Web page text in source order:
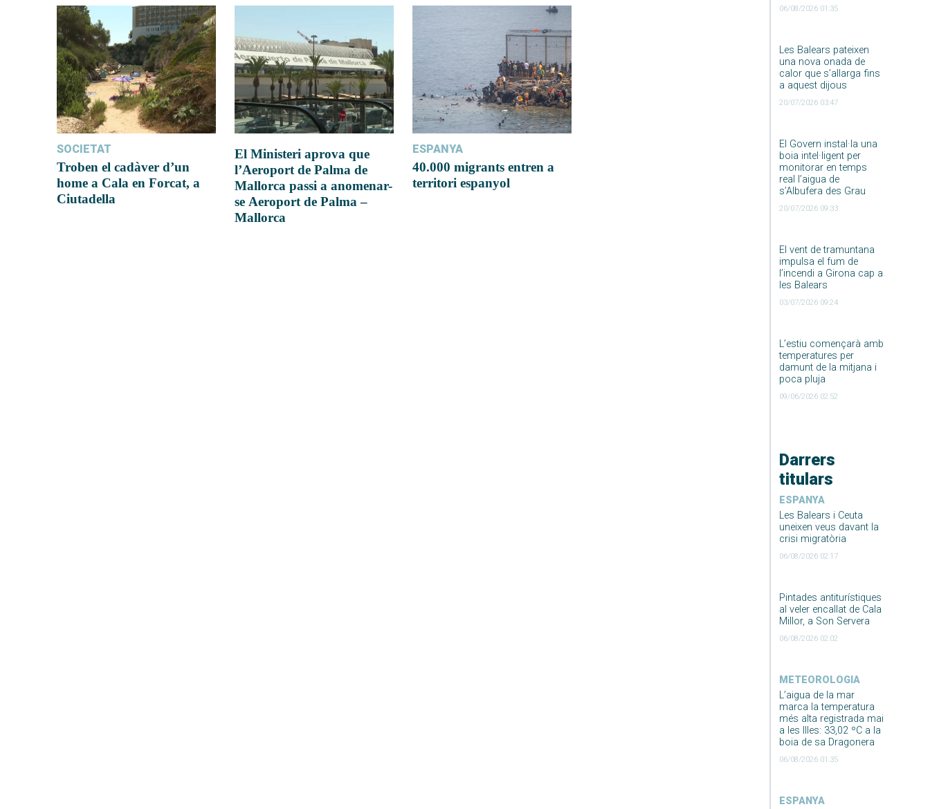
06/08/2026 01:35
Les Balears pateixen
una nova onada de
calor que s’allarga fins
a aquest dijous
20/07/2026 03:47
El Govern instal·la una
boia intel·ligent per
monitorar en temps
real l’aigua de
s’Albufera des Grau
20/07/2026 09:33
El vent de tramuntana
impulsa el fum de
l’incendi a Girona cap a
les Balears
03/07/2026 09:24
L’estiu començarà amb
temperatures per
damunt de la mitjana i
poca pluja
09/06/2026 02:52
Darrers
titulars
ESPANYA
Les Balears i Ceuta
uneixen veus davant la
crisi migratòria
06/08/2026 02:17
Pintades antiturístiques
al veler encallat de Cala
Millor, a Son Servera
06/08/2026 02:02
METEOROLOGIA
L’aigua de la mar
marca la temperatura
més alta registrada mai
a les Illes: 33,02 ºC a la
boia de sa Dragonera
06/08/2026 01:35
ESPANYA
SOCIETAT
Troben el cadàver d’un
home a Cala en Forcat, a
Ciutadella
El Ministeri aprova que
l’Aeroport de Palma de
Mallorca passi a anomenar-
se Aeroport de Palma –
Mallorca
ESPANYA
40.000 migrants entren a
territori espanyol